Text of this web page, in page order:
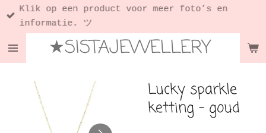
Ga
direct
de
★SISTAJEWELLERY
Klik op een product voor meer foto’s en
informatie. ツ
Lucky sparkle
ketting - goud